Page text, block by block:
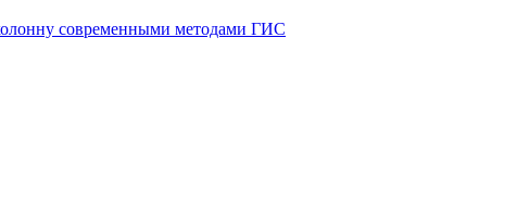
современными методами ГИС